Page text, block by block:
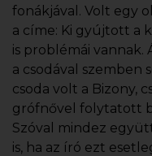
fonákjával. Volt egy
a címe: Ki gyújtott a
is problémái vannak.
a csodával szemben
csoda volt a Bizony,
grófnővel folytatott
Szóval mindez
is, ha az író ezt